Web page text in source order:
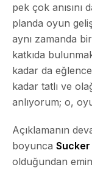
pek çok anısını
planda oyun
aynı zamanda
katkıda
kadar da
kadar tatlı ve
anlıyorum; o,
Açıklamanın
boyunca Sucker
olduğundan